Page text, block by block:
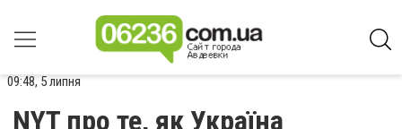
09:48, 5 липня
NYT про те, як Україна